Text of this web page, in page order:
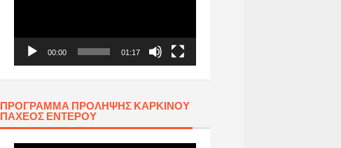
00:00 01:17
ΠΡΟΓΡΑΜΜΑ ΠΡΟΛΗΨΗΣ ΚΑΡΚΙΝΟΥ
ΠΑΧΕΟΣ ΕΝΤΕΡΟΥ